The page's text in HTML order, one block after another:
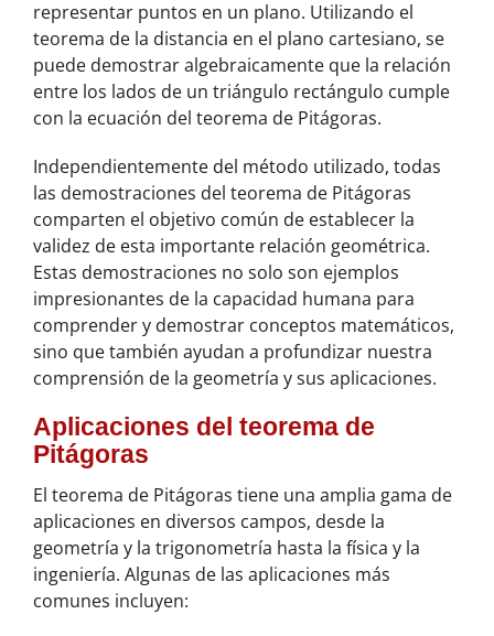
representar puntos en un plano. Utilizando el
teorema de la distancia en el plano cartesiano, se
puede demostrar algebraicamente que la relación
entre los lados de un triángulo rectángulo cumple
con la ecuación del teorema de Pitágoras.
Independientemente del método utilizado, todas
las demostraciones del teorema de Pitágoras
comparten el objetivo común de establecer la
validez de esta importante relación geométrica.
Estas demostraciones no solo son ejemplos
impresionantes de la capacidad humana para
comprender y demostrar conceptos matemáticos,
sino que también ayudan a profundizar nuestra
comprensión de la geometría y sus aplicaciones.
Aplicaciones del teorema de
Pitágoras
El teorema de Pitágoras tiene una amplia gama de
aplicaciones en diversos campos, desde la
geometría y la trigonometría hasta la física y la
ingeniería. Algunas de las aplicaciones más
comunes incluyen: